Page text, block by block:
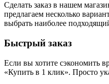
Сделать заказ в нашем
предлагаем несколько
выбрать наиболее
Быстрый заказ
Если вы хотите сэкономить
«Купить в 1 клик». Просто